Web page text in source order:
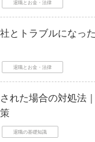
退職とお金・法律
とトラブルになっ
退職とお金・法律
れた場合の対処法
退職の基礎知識